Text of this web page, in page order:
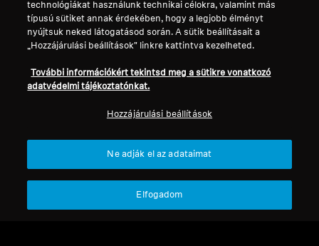
Koordinált sebezhetőség-
közzétételi szabályzat
Vállalatunk
Rólunk
Impresszum Cookie-beállítások
technológiákat használunk technikai célokra, valamint más
típusú sütiket annak érdekében, hogy a legjobb élményt
nyújtsuk neked látogatásod során. A sütik beállításait a
„Hozzájárulási beállítások" linkre kattintva kezelheted.
További információkért tekintsd meg a sütikre vonatkozó
adatvédelmi tájékoztatónkat.
Hozzájárulási beállítások
Ne adják el az adataimat
Elfogadom